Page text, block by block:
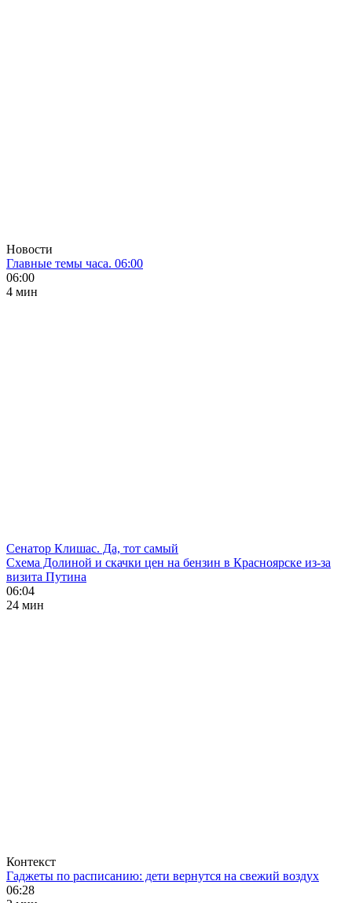
Новости
Главные темы часа. 06:00
06:00
4 мин
Сенатор Клишас. Да, тот самый
Схема Долиной и скачки цен на бензин в Красноярске из-за
визита Путина
06:04
24 мин
Контекст
Гаджеты по расписанию: дети вернутся на свежий воздух
06:28